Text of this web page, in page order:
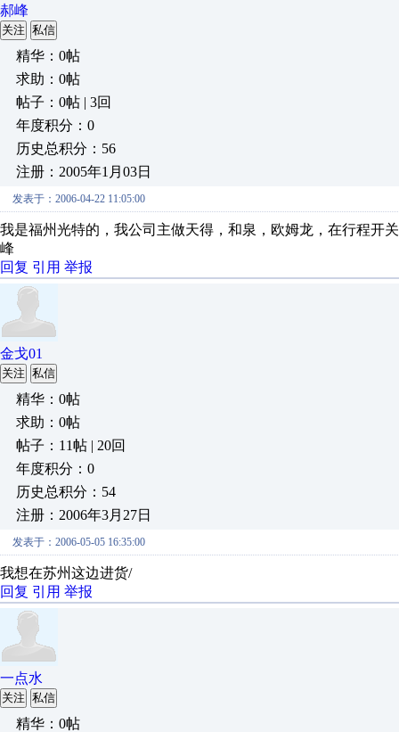
郝峰
关注 私信
精华：0帖
求助：0帖
帖子：0帖 | 3回
年度积分：0
历史总积分：56
注册：2005年1月03日
发表于：2006-04-22 11:05:00
我是福州光特的，我公司主做天得，和泉，欧姆龙，在行程开
峰
回复 引用 举报
金戈01
关注 私信
精华：0帖
求助：0帖
帖子：11帖 | 20回
年度积分：0
历史总积分：54
注册：2006年3月27日
发表于：2006-05-05 16:35:00
我想在苏州这边进货/
回复 引用 举报
一点水
关注 私信
精华：0帖